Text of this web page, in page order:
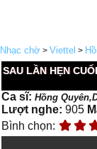
Nhạc chờ > Viettel >
SAU LẦN HẸN
Ca sĩ:Hồng
Lượt nghe: 905
Bình chọn: